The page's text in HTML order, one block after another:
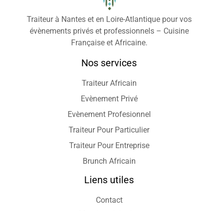
Traiteur à Nantes et en Loire-Atlantique pour vos
évènements privés et professionnels – Cuisine
Française et Africaine.
Nos services
Traiteur Africain
Evènement Privé
Evènement Profesionnel
Traiteur Pour Particulier
Traiteur Pour Entreprise
Brunch Africain
Liens utiles
Contact